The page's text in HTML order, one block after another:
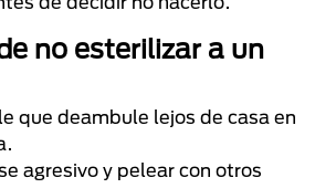
no esterilizar a un
que deambule lejos de casa en
agresivo y pelear con otros